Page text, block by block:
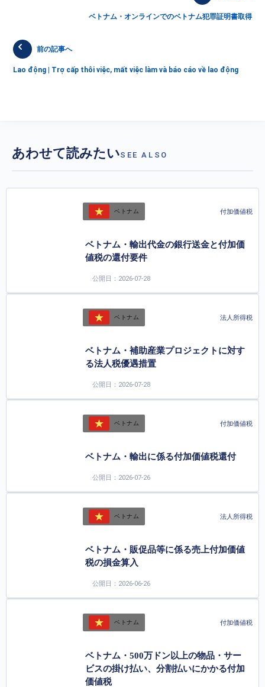
ベトナム・オンラインでのベトナム犯罪証明書取得
前の記事へ
Lao động | Trợ cấp thôi việc, mất việc làm và báo cáo về lao động
あわせて読みたいSEE ALSO
ベトナム 付加価値税
ベトナム・輸出代金の銀行送金と付加価
値税の還付要件
公開日：2026-07-28
ベトナム 法人所得税
ベトナム・補助産業プロジェクトに対す
る法人税優遇措置
公開日：2026-07-28
ベトナム 付加価値税
ベトナム・輸出に係る付加価値税還付
公開日：2026-07-26
ベトナム 法人所得税
ベトナム・販促品等に係る売上付加価値
税の損金算入
公開日：2026-06-26
ベトナム 付加価値税
ベトナム・500万ドン以上の物品・サー
ビスの掛け払い、分割払いにかかる付加
価値税